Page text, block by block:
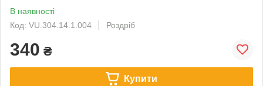
В наявності
Код: VU.304.14.1.004
Роздріб
340 ₴
Купити